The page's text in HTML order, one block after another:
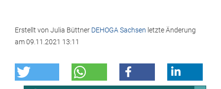
Erstellt von Julia Büttner DEHOGA Sachsen letzte Änderung
am09.11.2021 13:11